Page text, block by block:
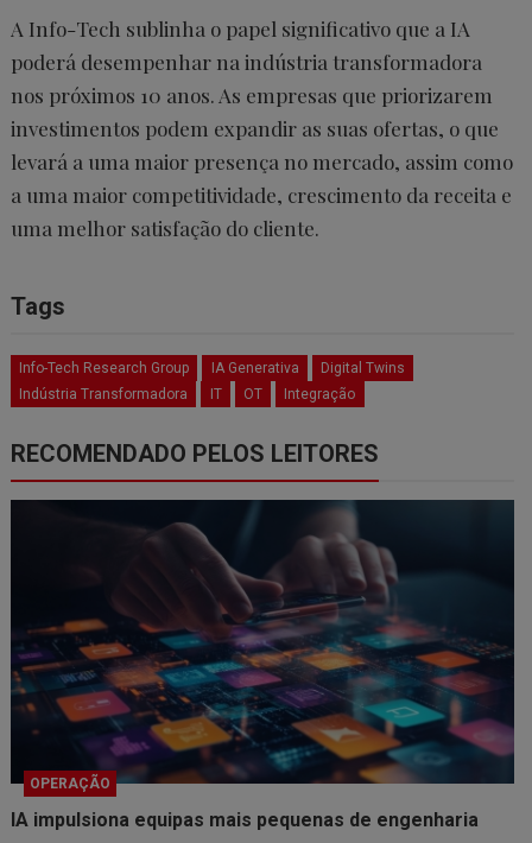
A Info-Tech sublinha o papel significativo que a IA
poderá desempenhar na indústria transformadora
nos próximos 10 anos. As empresas que priorizarem
investimentos podem expandir as suas ofertas, o que
levará a uma maior presença no mercado, assim como
a uma maior competitividade, crescimento da receita e
uma melhor satisfação do cliente.
Tags
Info-Tech Research Group IA Generativa
Digital Twins
Indústria Transformadora
IT OT Integração
RECOMENDADO PELOS LEITORES
OPERAÇÃO
IA impulsiona equipas mais pequenas de engenharia